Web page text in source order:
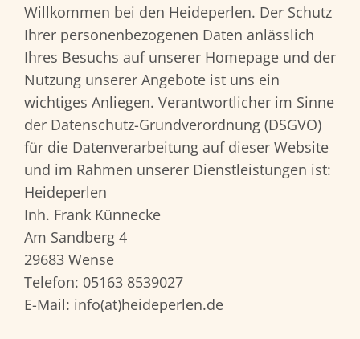
Willkommen bei den Heideperlen. Der Schutz
Ihrer personenbezogenen Daten anlässlich
Ihres Besuchs auf unserer Homepage und der
Nutzung unserer Angebote ist uns ein
wichtiges Anliegen. Verantwortlicher im Sinne
der Datenschutz-Grundverordnung (DSGVO)
für die Datenverarbeitung auf dieser Website
und im Rahmen unserer Dienstleistungen ist:
Heideperlen
Inh. Frank Künnecke
Am Sandberg 4
29683 Wense
Telefon: 05163 8539027
E-Mail: info(at)heideperlen.de